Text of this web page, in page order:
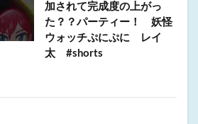
加されて完成度の上がっ
た？？パーティー！ 妖怪
ウォッチぷにぷに レイ
太 #shorts